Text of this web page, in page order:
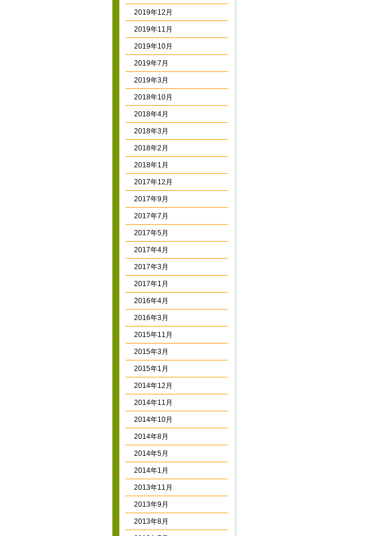
2019年12月
2019年11月
2019年10月
2019年7月
2019年3月
2018年10月
2018年4月
2018年3月
2018年2月
2018年1月
2017年12月
2017年9月
2017年7月
2017年5月
2017年4月
2017年3月
2017年1月
2016年4月
2016年3月
2015年11月
2015年3月
2015年1月
2014年12月
2014年11月
2014年10月
2014年8月
2014年5月
2014年1月
2013年11月
2013年9月
2013年8月